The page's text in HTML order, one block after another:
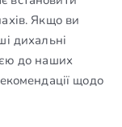
Якщо ви
дихальні
до наших
щодо